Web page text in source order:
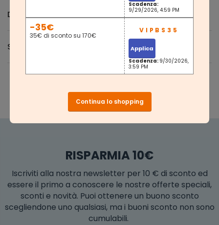
Domande e Risposte
Spedizione e Resi
RISPARMIA 10€
Iscriviti alla nostra newsletter per 10 € di sconto ed
essere il primo a conoscere le nostre offerte speciali,
sconti e novità. Puoi ottenere un buono sconto
scegliendone uno qualsiasi, ma i buoni sconto non sono
cumulabili.
Scadenza:
9/29/2026, 4:59 PM
-35€
35€ di sconto su 170€
Applica
Scadenza: 9/30/2026,
3:59 PM
Continua lo shopping